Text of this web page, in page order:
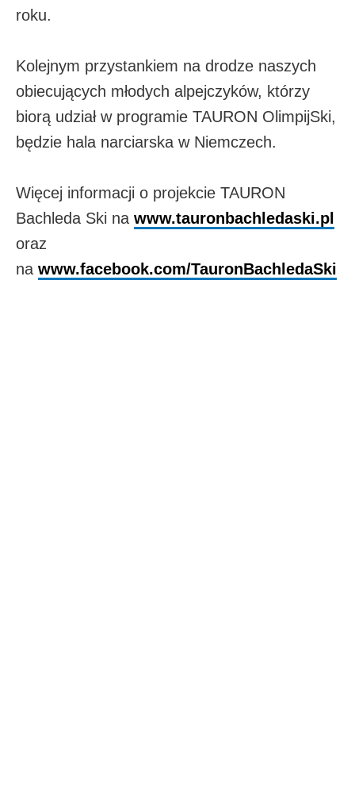
roku.
Kolejnym przystankiem na drodze naszych
obiecujących młodych alpejczyków, którzy
biorą udział w programie TAURON OlimpijSki,
będzie hala narciarska w Niemczech.
Więcej informacji o projekcie TAURON
Bachleda Ski na www.tauronbachledaski.pl
oraz
na www.facebook.com/TauronBachledaSki